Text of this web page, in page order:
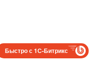
Быстро с 1С-Битрикс